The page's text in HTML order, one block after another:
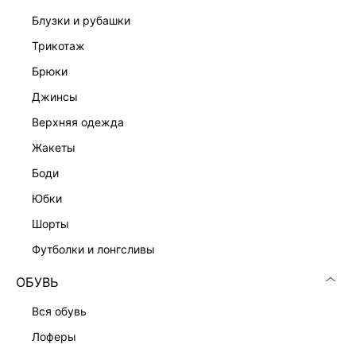
блузки и рубашки
трикотаж
брюки
джинсы
верхняя одежда
жакеты
боди
юбки
шорты
футболки и лонгсливы
ОБУВЬ
вся обувь
лоферы
КАТАЛОГ
КОМПАНИЯ
ЛИЧНЫЙ КАБИНЕТ